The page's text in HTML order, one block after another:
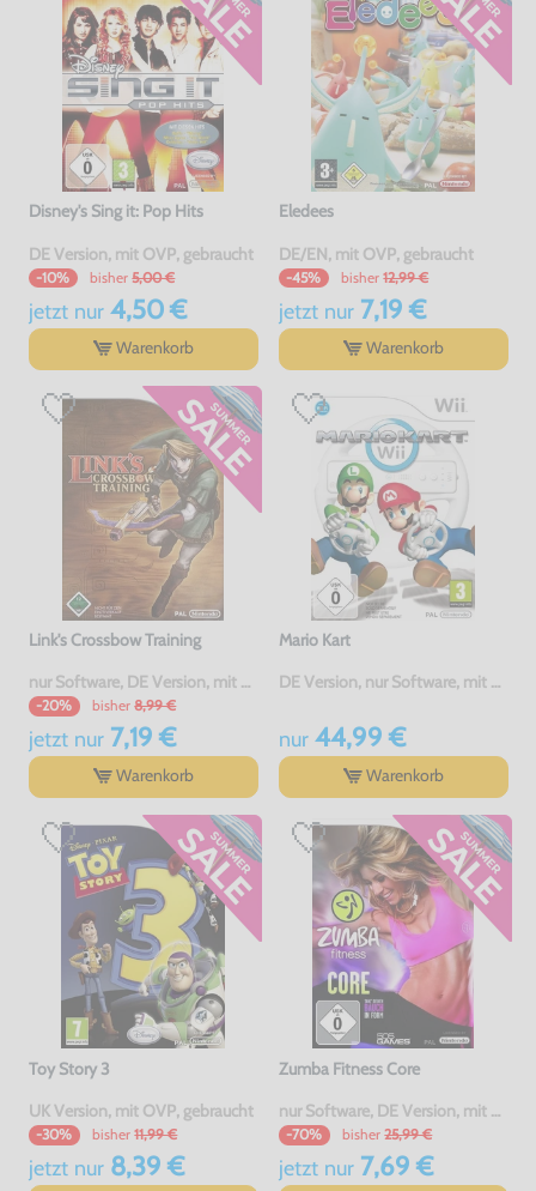
Disney's Sing it: Pop Hits
DE Version, mit OVP, gebraucht
-10% bisher 5,00 €
jetzt nur4,50 €
Warenkorb
Eledees
DE/EN, mit OVP, gebraucht
-45% bisher 12,99 €
jetzt nur7,19 €
Warenkorb
Link's Crossbow Training
nur Software, DE Version, mit OVP, gebraucht
-20% bisher 8,99 €
jetzt nur7,19 €
Warenkorb
Mario Kart
DE Version, nur Software, mit OVP, gebraucht
nur44,99 €
Warenkorb
Toy Story 3
UK Version, mit OVP, gebraucht
-30% bisher 11,99 €
jetzt nur8,39 €
Zumba Fitness Core
nur Software, DE Version, mit OVP, gebraucht
-70% bisher 25,99 €
jetzt nur7,69 €